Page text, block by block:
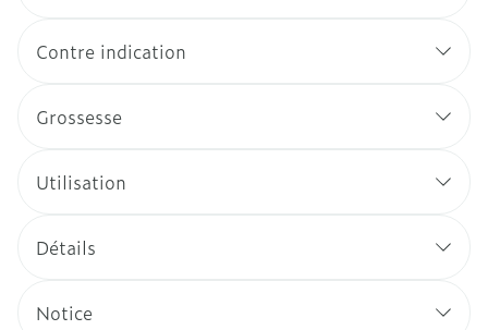
Contre indication
Grossesse
Utilisation
Détails
Notice